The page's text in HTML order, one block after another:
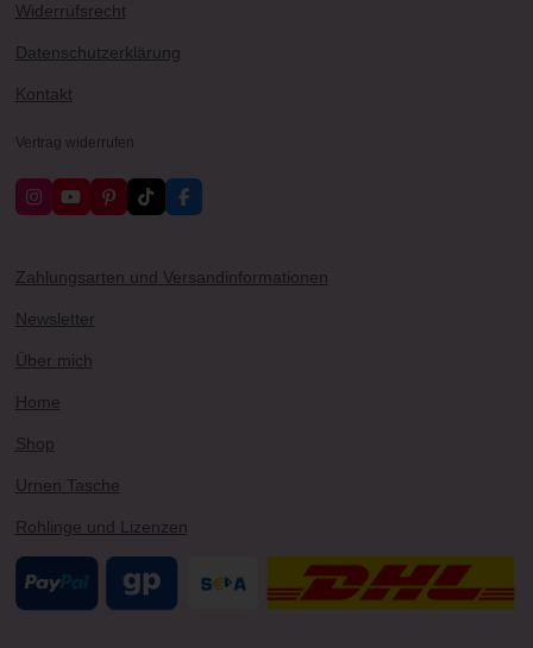
Widerrufsrecht
Datenschutzerklärung
Kontakt
Vertrag widerrufen
I
n
a
g
a
Y
o
b
P
i
r
T
i
k
F
a
o
Zahlungsarten und Versandinformationen
Newsletter
Über mich
Home
Shop
Urnen Tasche
Rohlinge und Lizenzen